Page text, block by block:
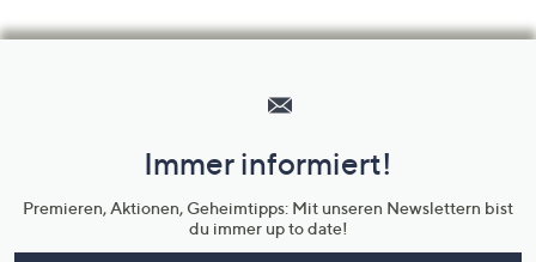
Unternehmensinformationen
Immer informiert!
Premieren, Aktionen, Geheimtipps: Mit unseren Newslettern bist
du immer up to date!